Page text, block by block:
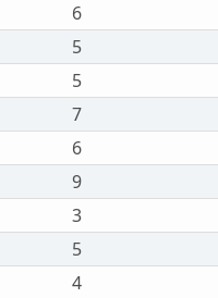
6
5
5
7
6
9
3
5
4